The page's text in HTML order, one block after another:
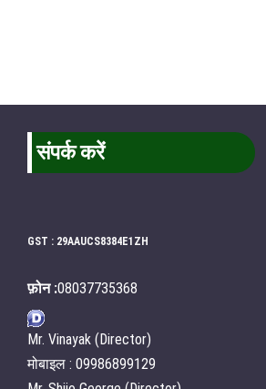
संपर्क करें
GST : 29AAUCS8384E1ZH
फ़ोन :08037735368
Mr. Vinayak (Director)
मोबाइल : 09986899129